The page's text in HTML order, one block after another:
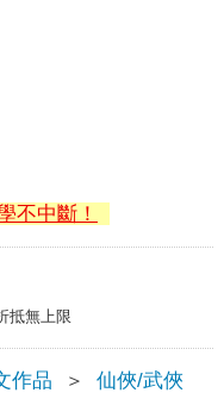
不中斷！
抵無上限
作品 ＞ 仙俠/武俠